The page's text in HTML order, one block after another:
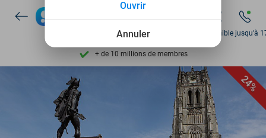
Disponible 7 jours par semaine
+ de 10 millions de membres
9,4 basé sur206 147 avis
Découvrez + de 15.000 deals
Disponible 7 jours par semaine
+ de 10 millions de membres
Disponible jusqu'à
24%
Annuler
Ouvrir